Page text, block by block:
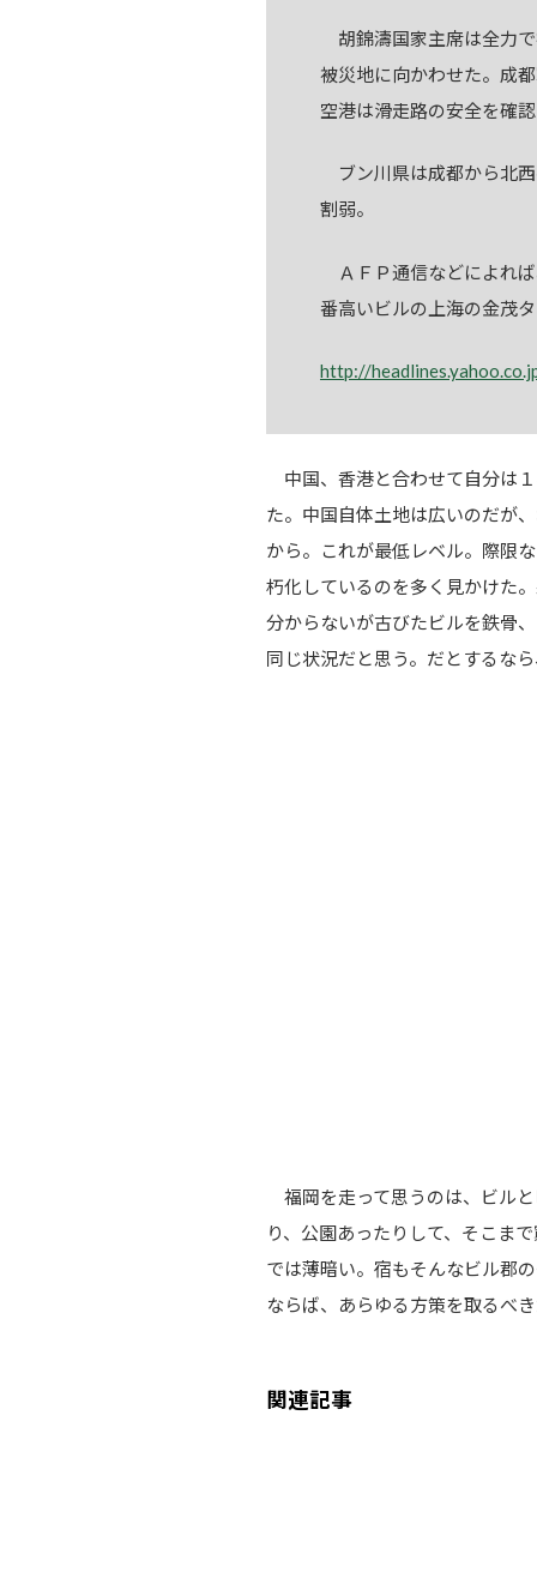
胡錦濤国家主席は全力
被災地に向かわせた。成
空港は滑走路の安全を確
ブン川県は成都から北
割弱。
ＡＦＰ通信などによれ
番高いビルの上海の金茂
http://
中国、香港と合わせて自分は
た。中国自体土地は広いのだが
から。これが最低レベル。際限
朽化しているのを多く見かけた
分からないが古びたビルを鉄骨
同じ状況だと思う。だとするな
福岡を走って思うのは、ビル
り、公園あったりして、そこま
では薄暗い。宿もそんなビル郡
ならば、あらゆる方策を取るべ
関連記事